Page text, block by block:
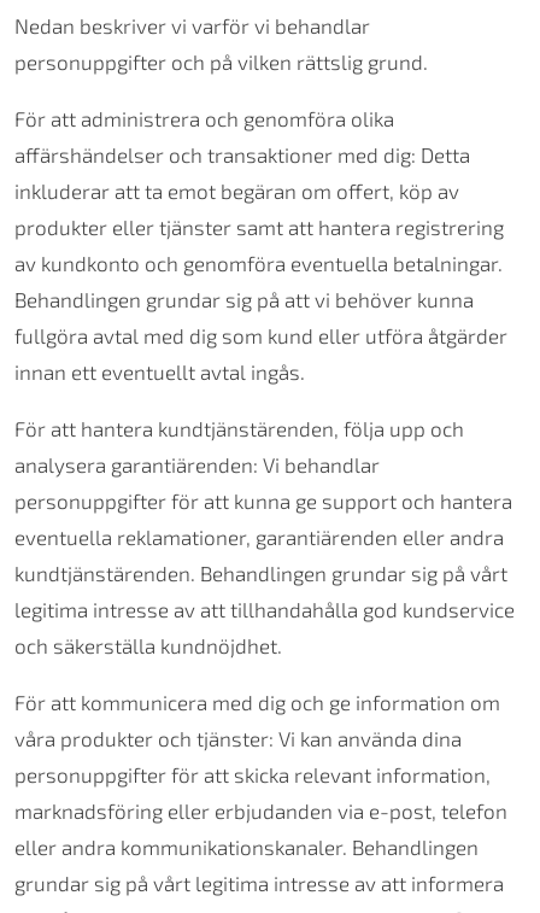
Nedan beskriver vi varför vi behandlar
personuppgifter och på vilken rättslig grund.
För att administrera och genomföra olika
affärshändelser och transaktioner med dig: Detta
inkluderar att ta emot begäran om offert, köp av
produkter eller tjänster samt att hantera registrering
av kundkonto och genomföra eventuella betalningar.
Behandlingen grundar sig på att vi behöver kunna
fullgöra avtal med dig som kund eller utföra åtgärder
innan ett eventuellt avtal ingås.
För att hantera kundtjänstärenden, följa upp och
analysera garantiärenden: Vi behandlar
personuppgifter för att kunna ge support och hantera
eventuella reklamationer, garantiärenden eller andra
kundtjänstärenden. Behandlingen grundar sig på vårt
legitima intresse av att tillhandahålla god kundservice
och säkerställa kundnöjdhet.
För att kommunicera med dig och ge information om
våra produkter och tjänster: Vi kan använda dina
personuppgifter för att skicka relevant information,
marknadsföring eller erbjudanden via e-post, telefon
eller andra kommunikationskanaler. Behandlingen
grundar sig på vårt legitima intresse av att informera